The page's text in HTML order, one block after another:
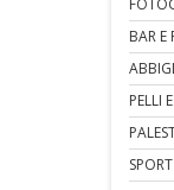
BAR E
PELLI